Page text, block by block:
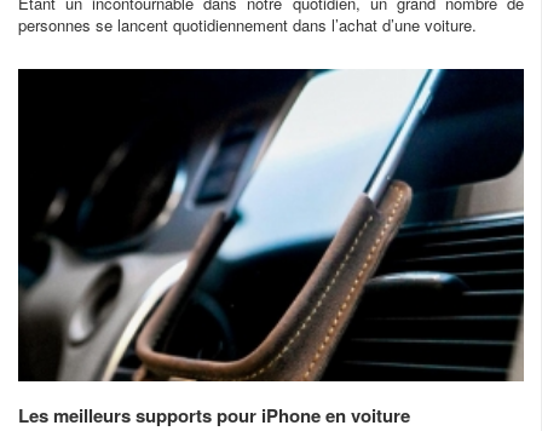
personnes se lancent quotidiennement dans l’achat d’une voiture.
Les meilleurs supports pour iPhone en voiture